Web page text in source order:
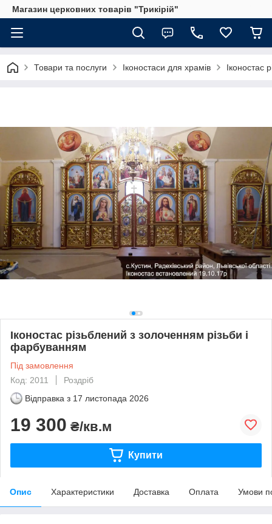
Магазин церковних товарів "Трикірій"
Товари та послуги Іконостаси для храмів Іконостас
Іконостас різьблений з золоченням різьби і
фарбуванням
Під замовлення
Код: 2011
Роздріб
Відправка з 17 листопада 2026
19 300 ₴/кв.м
Купити
Опис Характеристики Доставка Оплата Умови